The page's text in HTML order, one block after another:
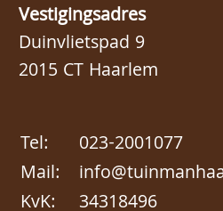
Vestigingsadres
Duinvlietspad 9
2015 CT Haarlem
Tel:
023-2001077
Mail:
KvK:
34318496